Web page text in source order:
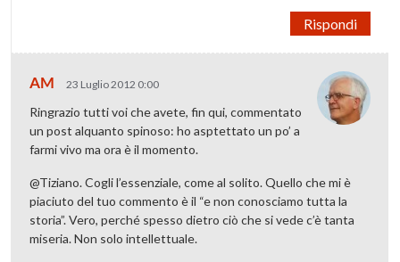
Rispondi
AM 23 Luglio 2012 0:00
Ringrazio tutti voi che avete, fin qui, commentato
un post alquanto spinoso: ho asptettato un po’ a
farmi vivo ma ora è il momento.
@Tiziano. Cogli l’essenziale, come al solito. Quello che mi è
piaciuto del tuo commento è il “e non conosciamo tutta la
storia”. Vero, perché spesso dietro ciò che si vede c’è tanta
miseria. Non solo intellettuale.